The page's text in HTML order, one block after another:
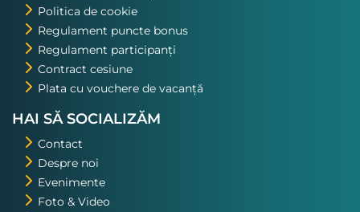
Politica de cookie
Regulament puncte bonus
Regulament participanți
Contract cesiune
Plata cu vouchere de vacanță
HAI SĂ SOCIALIZĂM
Contact
Despre noi
Evenimente
Foto & Video